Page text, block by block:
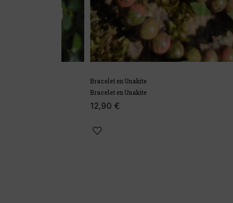
Bracelet en Unakite
Bracelet en Unakite